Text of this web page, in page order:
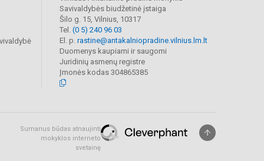
Savivaldybės biudžetinė įstaiga
Šilo g. 15, Vilnius, 10317
Tel. (0 5) 240 96 03
El. p. rastine@antakalniopradine.vilnius.lm.lt
Duomenys kaupiami ir saugomi
Juridinių asmenų registre
Įmonės kodas 304865385
Sumanus būdas atnaujinti
mokyklos interneto
svetainę